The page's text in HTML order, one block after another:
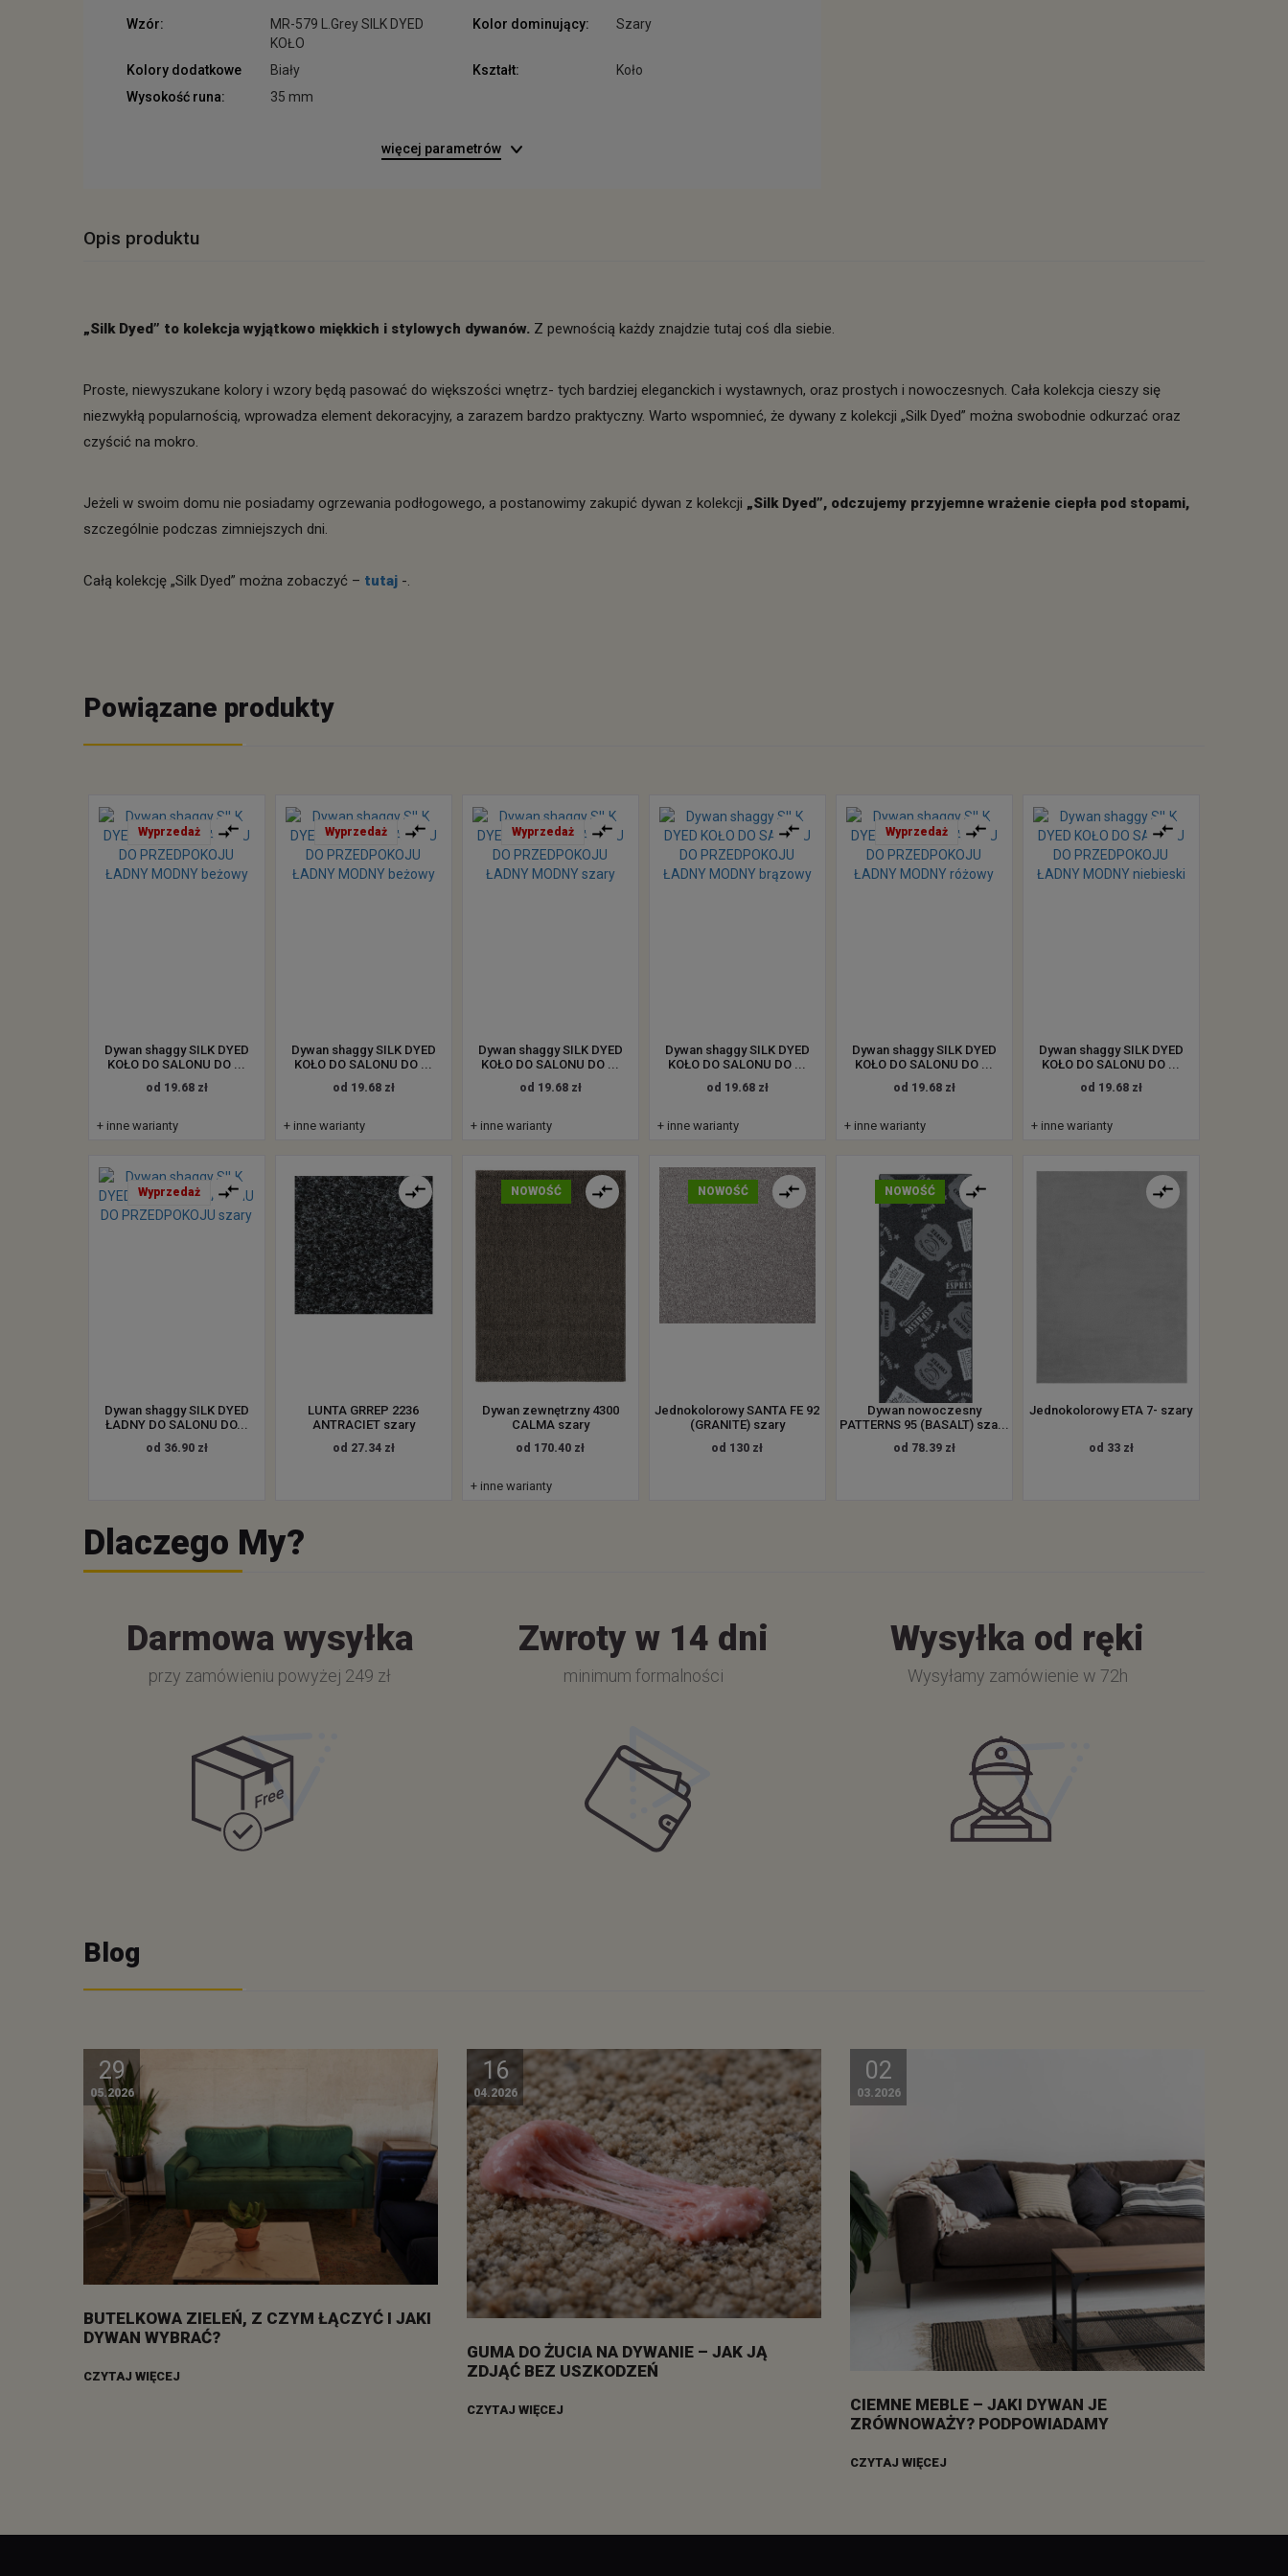
Wzór:
MR-579 L.Grey SILK DYED
KOŁO
Kolor dominujący: Szary
Kolory dodatkowe Biały Kształt:
Koło
Wysokość runa:
35 mm
więcej parametrów
Opis produktu
„Silk Dyed” to kolekcja wyjątkowo miękkich i stylowych dywanów. Z pewnością każdy znajdzie tutaj coś dla siebie.
Proste, niewyszukane kolory i wzory będą pasować do większości wnętrz- tych bardziej eleganckich i wystawnych, oraz prostych i nowoczesnych. Cała kolekcja cieszy się
niezwykłą popularnością, wprowadza element dekoracyjny, a zarazem bardzo praktyczny. Warto wspomnieć, że dywany z kolekcji „Silk Dyed” można swobodnie odkurzać oraz
czyścić na mokro.
Jeżeli w swoim domu nie posiadamy ogrzewania podłogowego, a postanowimy zakupić dywan z kolekcji „Silk Dyed”, odczujemy przyjemne wrażenie ciepła pod stopami,
szczególnie podczas zimniejszych dni.
Całą kolekcję „Silk Dyed” można zobaczyć – tutaj -.
Powiązane produkty
Wyprzedaż
Dywan shaggy SILK DYED
KOŁO DO SALONU DO ...
od 19.68 zł
+ inne warianty
Wyprzedaż
Dywan shaggy SILK DYED
KOŁO DO SALONU DO ...
od 19.68 zł
+ inne warianty
Wyprzedaż
Dywan shaggy SILK DYED
KOŁO DO SALONU DO ...
od 19.68 zł
+ inne warianty
Dywan shaggy SILK DYED
KOŁO DO SALONU DO ...
od 19.68 zł
+ inne warianty
Wyprzedaż
Dywan shaggy SILK DYED
KOŁO DO SALONU DO ...
od 19.68 zł
+ inne warianty
Dywan shaggy SILK DYED
KOŁO DO SALONU DO ...
od 19.68 zł
+ inne warianty
Wyprzedaż
Dywan shaggy SILK DYED
ŁADNY DO SALONU DO...
od 36.90 zł
LUNTA GRREP 2236
ANTRACIET szary
od 27.34 zł
NOWOŚĆ
Dywan zewnętrzny 4300
CALMA szary
od 170.40 zł
+ inne warianty
NOWOŚĆ
Jednokolorowy SANTA FE 92
(GRANITE) szary
od 130 zł
NOWOŚĆ
Dywan nowoczesny
PATTERNS 95 (BASALT) sza...
od 78.39 zł
Jednokolorowy ETA 7- szary
od 33 zł
Dlaczego My?
Darmowa wysyłka
przy zamówieniu powyżej 249 zł
Zwroty w 14 dni
minimum formalności
Wysyłka od ręki
Wysyłamy zamówienie w 72h
Blog
29
05.2026
BUTELKOWA ZIELEŃ, Z CZYM ŁĄCZYĆ I JAKI
DYWAN WYBRAĆ?
CZYTAJ WIĘCEJ
16
04.2026
GUMA DO ŻUCIA NA DYWANIE – JAK JĄ
ZDJĄĆ BEZ USZKODZEŃ
CZYTAJ WIĘCEJ
02
03.2026
CIEMNE MEBLE – JAKI DYWAN JE
ZRÓWNOWAŻY? PODPOWIADAMY
CZYTAJ WIĘCEJ